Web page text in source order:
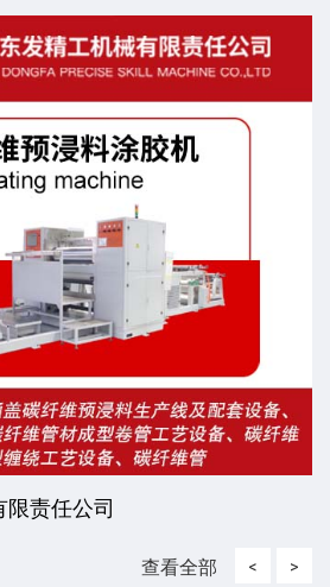
责任公司
查看全部 < >